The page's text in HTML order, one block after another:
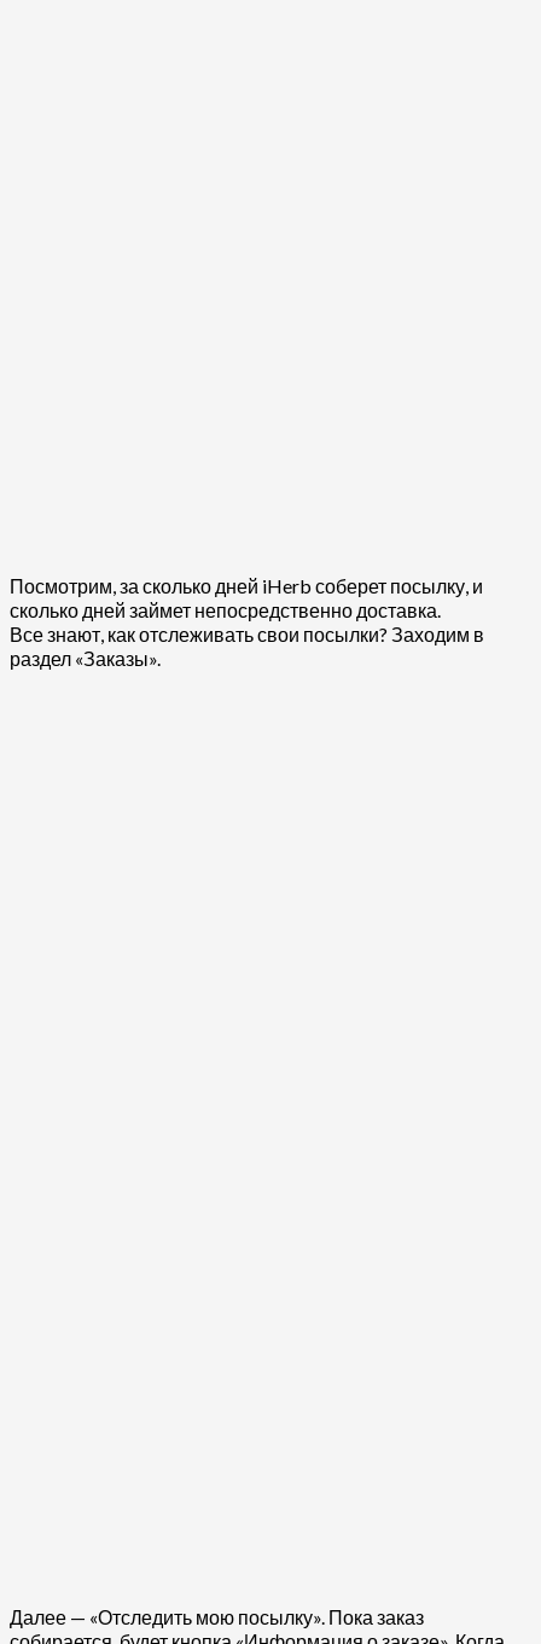
Посмотрим, за сколько дней iHerb соберет посылку, и
сколько дней займет непосредственно доставка.
Все знают, как отслеживать свои посылки? Заходим в
раздел «Заказы».
Далее — «Отследить мою посылку». Пока заказ